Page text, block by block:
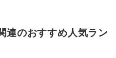
連のおすすめ人気ラン